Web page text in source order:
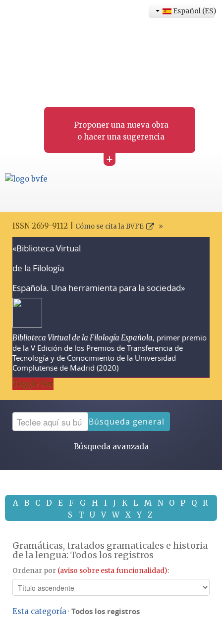
Proponer una nueva obra
o hacer una sugerencia
+
Español (ES)
ISSN 2659-9112 | Cómo se cita la BVFE
«Biblioteca Virtual
de la Filología
Española. Una herramienta para la sociedad»
Biblioteca Virtual de la Filología Española, primer premio
de la V Edición de los Premios de Transferencia de
Tecnología y de Conocimiento de la Universidad
Complutense de Madrid (2020)
Toggle Bar
Búsqueda general
Búsqueda avanzada
A B C D E F G H I J K L M N O P Q
R
S
T U V W X Y Z
Gramáticas, tratados gramaticales e historia
de la lengua: Todos los registros
Ordenar por (aviso sobre esta funcionalidad):
Esta categoría · Todos los registros